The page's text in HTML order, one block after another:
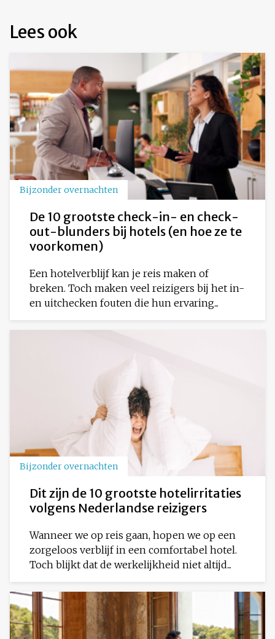
Lees ook
Bijzonder overnachten
De 10 grootste check-in- en check-
out-blunders bij hotels (en hoe ze te
voorkomen)
Een hotelverblijf kan je reis maken of
breken. Toch maken veel reizigers bij het in-
en uitchecken fouten die hun ervaring...
Bijzonder overnachten
Dit zijn de 10 grootste hotelirritaties
volgens Nederlandse reizigers
Wanneer we op reis gaan, hopen we op een
zorgeloos verblijf in een comfortabel hotel.
Toch blijkt dat de werkelijkheid niet altijd...